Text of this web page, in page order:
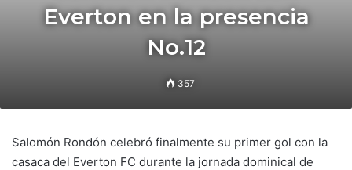
Everton en la presencia
No.12
357
Salomón Rondón celebró finalmente su primer gol con la
casaca del Everton FC durante la jornada dominical de